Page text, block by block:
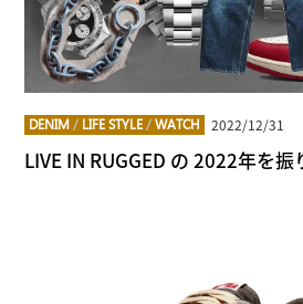
DENIM / LIFE STYLE /WATCH 2022/12/31
LIVE IN RUGGED の 2022年を振